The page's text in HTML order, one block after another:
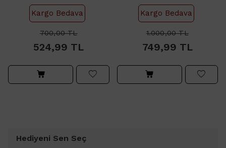
Kremi
Kargo Bedava
700,00TL
524,99 TL
Güneş Kremi 150ml
Kargo Bedava
1.000,00TL
749,99 TL
Hediyeni Sen Seç